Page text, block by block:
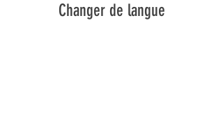
Changer de langue